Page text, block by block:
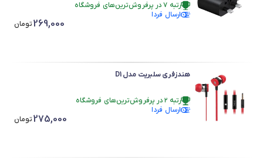
رتبه ۷ در پرفروش‌ترین‌های فروشگاه
در سبد خرید بیش از ۵۰ نفر.
ارسال فردا
269,000تومان
هندزفری سلبریت مدل D1
رتبه ۲ در پرفروش‌ترین‌های فروشگاه
در سبد خرید بیش از ۴۰ نفر.
ارسال فردا
275,000تومان